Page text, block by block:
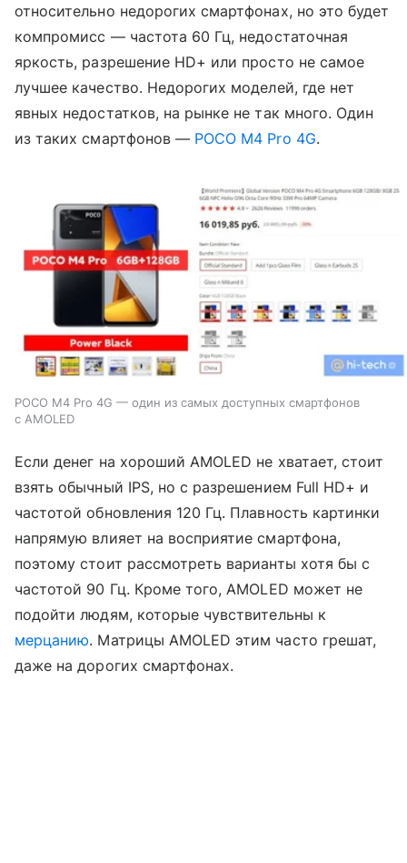
относительно недорогих смартфонах, но это будет
компромисс — частота 60 Гц, недостаточная
яркость, разрешение HD+ или просто не самое
лучшее качество. Недорогих моделей, где нет
явных недостатков, на рынке не так много. Один
из таких смартфонов — POCO M4 Pro 4G.
POCO M4 Pro 4G — один из самых доступных смартфонов
с AMOLED
Если денег на хороший AMOLED не хватает, стоит
взять обычный IPS, но с разрешением Full HD+ и
частотой обновления 120 Гц. Плавность картинки
напрямую влияет на восприятие смартфона,
поэтому стоит рассмотреть варианты хотя бы с
частотой 90 Гц. Кроме того, AMOLED может не
подойти людям, которые чувствительны к
мерцанию. Матрицы AMOLED этим часто грешат,
даже на дорогих смартфонах.